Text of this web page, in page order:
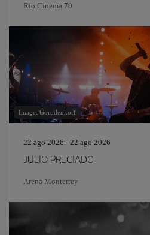
Rio Cinema 70
Image: Gorodenkoff
22 ago 2026 - 22 ago 2026
JULIO PRECIADO
Arena Monterrey